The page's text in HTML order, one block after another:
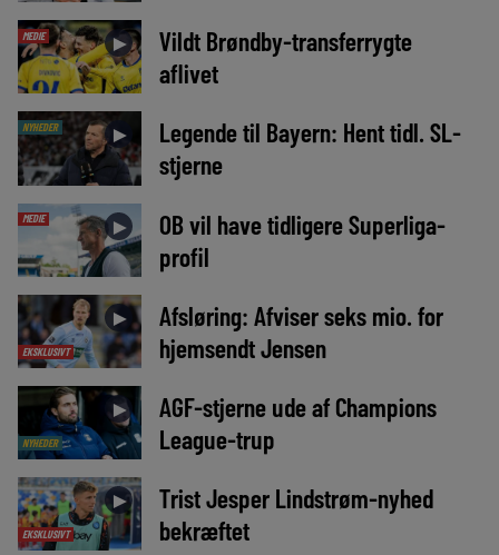
MEDIE ►
Vildt Brøndby-transferrygte
aflivet
NYHEDER ►
Legende til Bayern: Hent tidl. SL-
stjerne
MEDIE ►
OB vil have tidligere Superliga-
profil
EKSKLUSIVT
►
Afsløring: Afviser seks mio. for
hjemsendt Jensen
NYHEDER
►
AGF-stjerne ude af Champions
League-trup
EKSKLUSIVT
►
Trist Jesper Lindstrøm-nyhed
bekræftet